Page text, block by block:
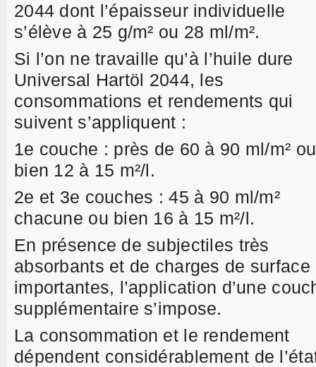
2044 dont l’épaisseur individuelle
s’élève à 25 g/m² ou 28 ml/m².
Si l’on ne travaille qu’à l’huile dure
Universal Hartöl 2044, les
consommations et rendements qui
suivent s’appliquent :
1e couche : près de 60 à 90 ml/m² ou
bien 12 à 15 m²/l.
2e et 3e couches : 45 à 90 ml/m²
chacune ou bien 16 à 15 m²/l.
En présence de subjectiles très
absorbants et de charges de surface
importantes, l’application d’une
supplémentaire s’impose.
La consommation et le rendement
dépendent considérablement de